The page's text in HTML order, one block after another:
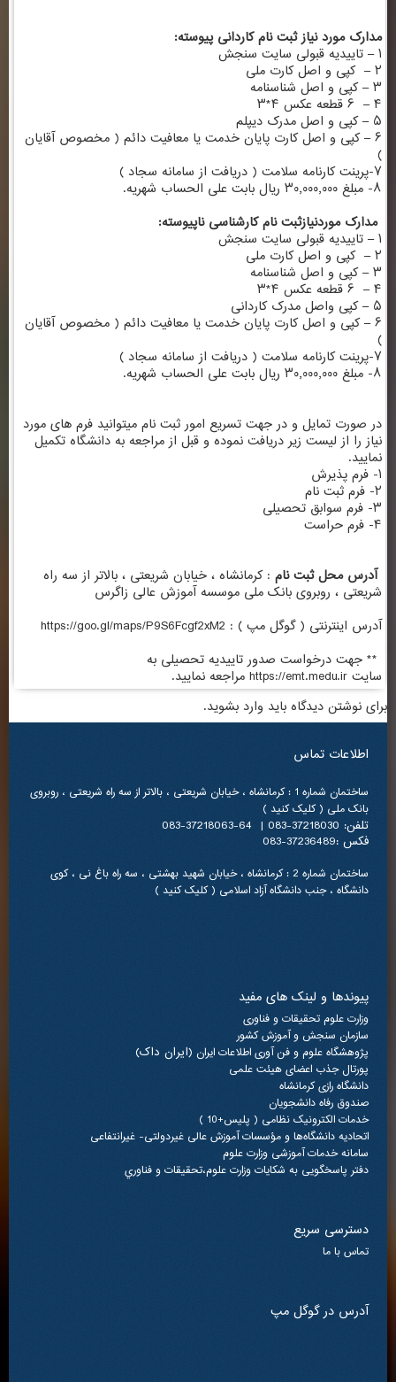
مدارک مورد نیاز ثبت نام کاردانی پیوسته:
۱ – تاییدیه قبولی سایت سنجش
۲ – کپی و اصل کارت ملی
۳ – کپی و اصل شناسنامه
۴ – ۶ قطعه عکس ۴*۳
۵ – کپی و اصل مدرک دیپلم
۶ – کپی و اصل کارت پایان خدمت یا معافیت دائم ( مخصوص آقایان
)
۷-پرینت کارنامه سلامت ( دریافت از سامانه سجاد )
۸- مبلغ ۳۰٫۰۰۰٫۰۰۰ ریال بابت علی الحساب شهریه.
مدارک موردنیازثبت نام کارشناسی ناپیوسته:
۱ – تاییدیه قبولی سایت سنجش
۲ – کپی و اصل کارت ملی
۳ – کپی و اصل شناسنامه
۴ – ۶ قطعه عکس ۴*۳
۵ – کپی واصل مدرک کاردانی
۶ – کپی و اصل کارت پایان خدمت یا معافیت دائم ( مخصوص آقایان
)
۷-پرینت کارنامه سلامت ( دریافت از سامانه سجاد )
۸- مبلغ ۳۰٫۰۰۰٫۰۰۰ ریال بابت علی الحساب شهریه.
در صورت تمایل و در جهت تسریع امور ثبت نام میتوانید فرم های مورد
نیاز را از لیست زیر دریافت نموده و قبل از مراجعه به دانشگاه تکمیل
نمایید.
۱- فرم پذیرش
۲- فرم ثبت نام
۳- فرم سوابق تحصیلی
۴- فرم حراست
آدرس محل ثبت نام : کرمانشاه ، خیابان شریعتی ، بالاتر از سه راه
شریعتی ، روبروی بانک ملی موسسه آموزش عالی زاگرس
آدرس اینترنتی ( گوگل مپ ) : https://goo.gl/maps/P9S6Fcgf2xM2
** جهت درخواست صدور تاییدیه تحصیلی به
سایتhttps://emt.medu.ir مراجعه نمایید.
برای نوشتن دیدگاه باید وارد بشوید.
اطلاعات تماس
ساختمان شماره 1 : کرمانشاه ، خیابان شریعتی ، بالاتر از سه راه شریعتی ، روبروی
بانک ملی ( کلیک کنید )
تلفن: 37218030-083 | 64-37218063-083
فکس :37236489-083
ساختمان شماره 2 : کرمانشاه ، خیابان شهید بهشتی ، سه راه باغ نی ، کوی
دانشگاه ، جنب دانشگاه آزاد اسلامی ( کلیک کنید )
پیوندها و لینک های مفید
وزارت علوم تحقیقات و فناوری
سازمان سنجش و آموزش کشور
پژوهشگاه علوم و فن آوری اطلاعات ایران (ایران داک)
پورتال جذب اعضای هیئت علمی
دانشگاه رازی کرمانشاه
صندوق رفاه دانشجویان
خدمات الکترونیک نظامی ( پلیس+10 )
اتحادیه دانشگاه‌ها و مؤسسات آموزش عالی غیردولتی- غیرانتفاعی
سامانه خدمات آموزشی وزارت علوم
دفتر پاسخگویی به شکایات وزارت علوم،تحقيقات و فناوري
دسترسی سریع
تماس با ما
آدرس در گوگل مپ